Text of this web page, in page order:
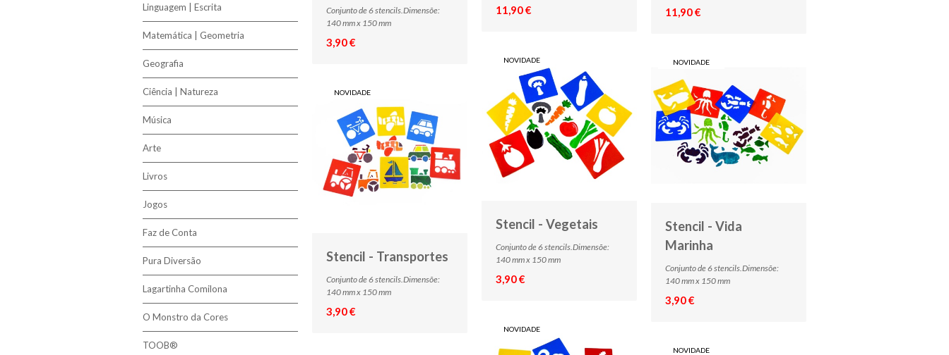
Linguagem | Escrita
Matemática | Geometria
Geografia
Ciência | Natureza
Música
Arte
Livros
Jogos
Faz de Conta
Pura Diversão
Lagartinha Comilona
O Monstro da Cores
TOOB®
Conjunto de 6 stencils.Dimensõe:
140 mm x 150 mm
3,90 €
11,90 € 11,90 €
NOVIDADE
Stencil - Vegetais
Conjunto de 6 stencils.Dimensõe:
140 mm x 150 mm
3,90 €
NOVIDADE
Stencil - Vida
Marinha
Conjunto de 6 stencils.Dimensõe:
140 mm x 150 mm
3,90 €
NOVIDADE
Stencil - Transportes
Conjunto de 6 stencils.Dimensõe:
140 mm x 150 mm
3,90 €
NOVIDADE
NOVIDADE